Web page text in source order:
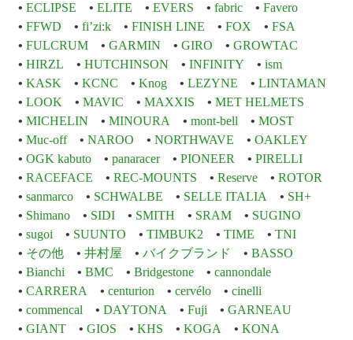
ECLIPSE
ELITE EVERS fabric
Favero
FFWD
fi’zi:k FINISH LINE FOX
FSA
FULCRUM
GARMIN GIRO
GROWTAC
HIRZL
HUTCHINSON INFINITY
ism
KASK
KCNC Knog LEZYNE
LINTAMAN
LOOK
MAVIC MAXXIS
MET HELMETS
MICHELIN
MINOURA mont-bell
MOST
Muc-off
NAROO NORTHWAVE
OAKLEY
OGK kabuto
panaracer PIONEER
PIRELLI
RACEFACE
REC-MOUNTS Reserve
ROTOR
sanmarco
SCHWALBE SELLE ITALIA
SH+
Shimano
SIDI SMITH SRAM
SUGINO
sugoi
SUUNTO TIMBUK2 TIME
TNI
その他
井村屋 バイクブランド
BASSO
Bianchi
BMC Bridgestone
cannondale
CARRERA
centurion cervélo
cinelli
commencal
DAYTONA Fuji
GARNEAU
GIANT
GIOS KHS KOGA
KONA